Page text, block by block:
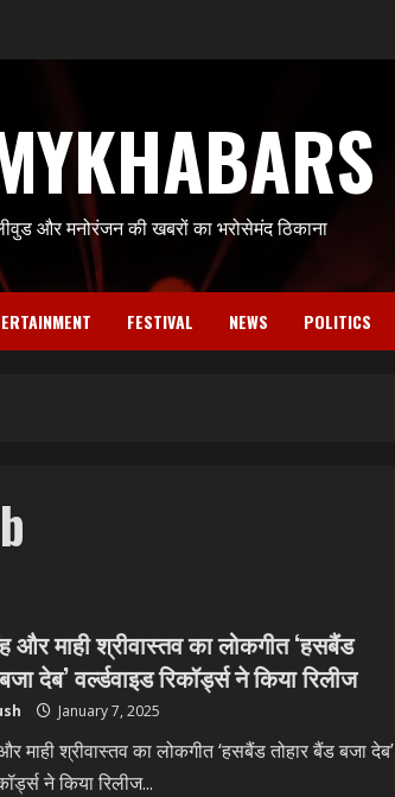
और मनोरंजन की खबरों का भरोसेमंद ठिकाना
FESTIVAL NEWS POLITICS
और माही श्रीवास्तव का लोकगीत ‘हसबैंड
देब’ वर्ल्डवाइड रिकॉर्ड्स ने किया रिलीज
January 7, 2025
माही श्रीवास्तव का लोकगीत ‘हसबैंड तोहार बैंड बजा देब’
ने किया रिलीज...